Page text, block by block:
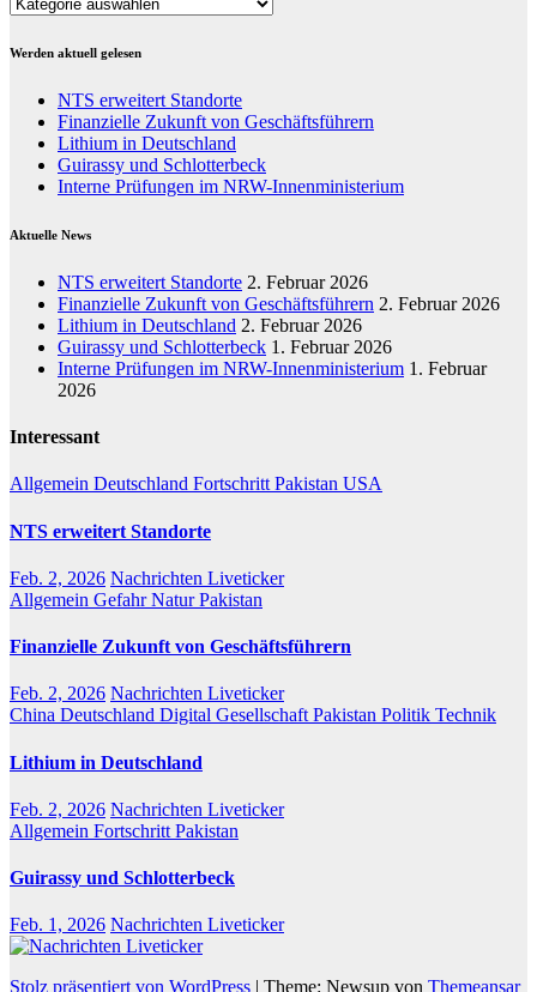
Werden aktuell gelesen
NTS erweitert Standorte
Finanzielle Zukunft von Geschäftsführern
Lithium in Deutschland
Guirassy und Schlotterbeck
Interne Prüfungen im NRW-Innenministerium
Aktuelle News
NTS erweitert Standorte 2. Februar 2026
Finanzielle Zukunft von Geschäftsführern 2. Februar 2026
Lithium in Deutschland 2. Februar 2026
Guirassy und Schlotterbeck 1. Februar 2026
Interne Prüfungen im NRW-Innenministerium 1. Februar
2026
Interessant
Allgemein Deutschland Fortschritt Pakistan USA
NTS erweitert Standorte
Feb. 2, 2026 Nachrichten Liveticker
Allgemein GefahrNaturPakistan
Finanzielle Zukunft von Geschäftsführern
Feb. 2, 2026 Nachrichten Liveticker
China Deutschland Digital GesellschaftPakistan Politik Technik
Lithium in Deutschland
Feb. 2, 2026 Nachrichten Liveticker
Allgemein Fortschritt Pakistan
Guirassy und Schlotterbeck
Feb. 1, 2026 Nachrichten Liveticker
Stolz präsentiert von WordPress Theme: Newsup von Themeansar